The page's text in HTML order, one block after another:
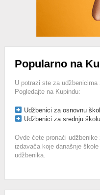
Popularno na
U potrazi ste za
Pogledajte na Kupindu:
Udžbenici za osnovnu
Udžbenici za srednju školu
Ovde ćete pronaći
izdavača koje današnje
udžbenika.